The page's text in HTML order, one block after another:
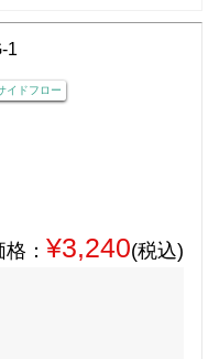
イドフロー
： ¥3,240(税込)